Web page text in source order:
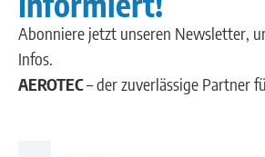
Abonniere jetzt unseren Newsletter,
Infos.
AEROTEC– der zuverlässige Partner